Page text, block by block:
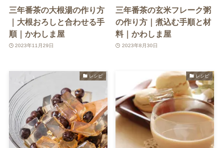
三年番茶の大根湯の作り方
｜大根おろしと合わせる手
順｜かわしま屋
2023年11月29日
三年番茶の玄米フレーク粥
の作り方｜煮込む手順と材
料｜かわしま屋
2023年8月30日
レシピ レシピ